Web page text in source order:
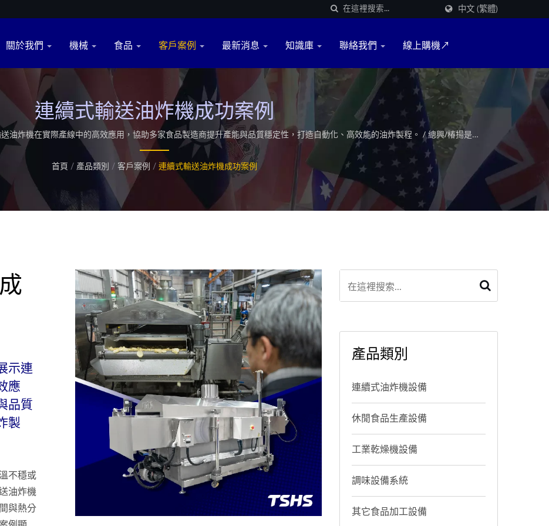
中文 (繁體)
關於我們 機械 食品 客戶案例 最新消息 知識庫 聯絡我們 線上購機↗
連續式輸送油炸機成功案例
油炸機在實際產線中的高效應用，協助多家食品製造商提升產能與品質穩定性，打造自動化、高效能的油炸製程。 / 總興/椿揚是一
發專利，在全球提供超過500多條油炸生產線，提供客製化多方產業適用的工業用乾燥機及擔任首間微波能源設備開發應用廠商。總
興團隊帶領你創新食品未來，引領客戶走向「未來式食品機械」。
首頁 / 產品類別 / 客戶案例 / 連續式輸送油炸機成功案例
示連
應
品質
製
不穩或
油炸機
與熱分
產品類別
連續式油炸機設備
休閒食品生產設備
工業乾燥機設備
調味設備系統
其它食品加工設備